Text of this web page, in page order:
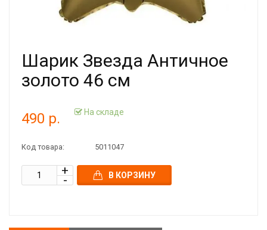
Шарик Звезда Античное
золото 46 см
490 р. На складе
Код товара: 5011047
В КОРЗИНУ